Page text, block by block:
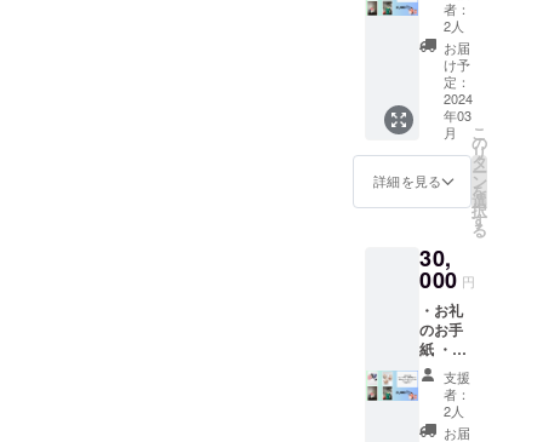
その他
の色、
デザイ
ンはお
任せく
ださ
い。 手
作りの
ため実
際の
合がご
ざいま
すので
ご了承
くださ
い。
【メル
シーマ
スク】
仕様：
礼のお
手紙と
選べる
メル
シーマ
スク、
猫ちゃ
んレ
ザース
トラッ
紐リー
スを郵
送させ
て頂き
ます。
メル
シーマ
スクは
色が黒
または
色セッ
ト
（黒、
白） ・
猫ちゃ
んレ
ザース
トラッ
プ×2本
セット
・はす
（ペー
パーク
ラフ
ト） ・
紙紐
リース
メル
シーク
ラフト
よりお
者：
2人
お届
け予
定：
2024
年03
月
詳細を見る
こ
の
リ
タ
ー
ン
を
選
択
す
る
30,
000 円
・お礼
のお手
紙 ・メ
ルシー
マスク2
色セッ
ト
支援
者：
2人
お届